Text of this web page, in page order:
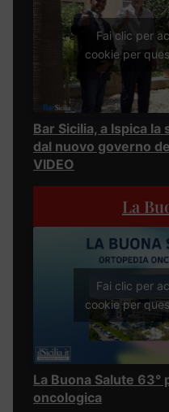
Fai clic per
cookie per
Bar Sicilia, a Ispica
dal nuovo governo
VIDEO
La
Fai clic per
cookie per
La Buona Salute
oncologica